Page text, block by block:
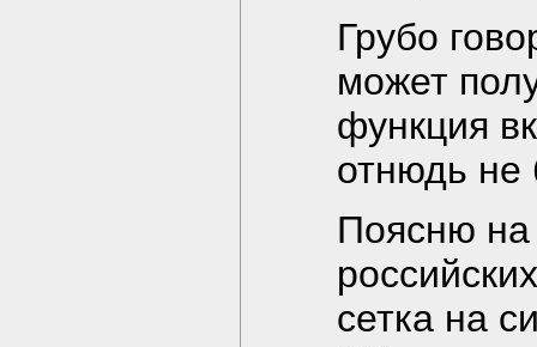
Грубо
может
функция
отнюдь не
Поясню на
сетка на